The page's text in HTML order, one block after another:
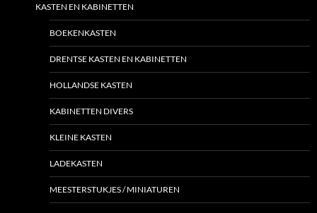
KASTEN EN KABINETTEN
BOEKENKASTEN
DRENTSE KASTEN EN KABINETTEN
HOLLANDSE KASTEN
KABINETTEN DIVERS
KLEINE KASTEN
LADEKASTEN
MEESTERSTUKJES / MINIATUREN